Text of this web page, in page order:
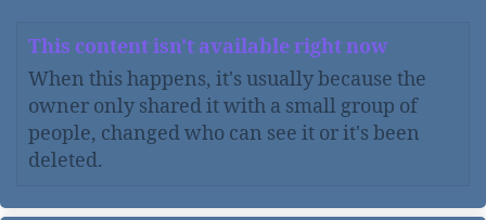
This content isn't available right now
When this happens, it's usually because the
owner only shared it with a small group of
people, changed who can see it or it's been
deleted.